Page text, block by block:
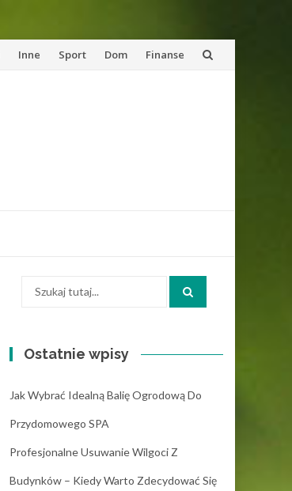
Inne Sport Dom Finanse
Ostatnie wpisy
Jak Wybrać Idealną Balię Ogrodową Do
Przydomowego SPA
Profesjonalne Usuwanie Wilgoci Z
Budynków – Kiedy Warto Zdecydować Się